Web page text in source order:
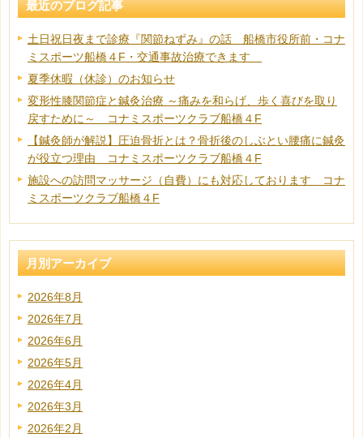
最近のブログ記事
土日祝日夜まで診療『関節ねずみ』の話 船橋市役所前・コナ
ミスポーツ船橋４F・交通事故治療できます
夏季休暇（休診）のお知らせ
変形性膝関節症と鍼灸治療 ～痛みを和らげ、歩く喜びを取り
戻すために～ コナミスポーツクラブ船橋４F
【鍼灸師が解説】圧迫骨折とは？骨折後のしぶとい腰痛に鍼灸
が役立つ理由 コナミスポーツクラブ船橋４F
施設への訪問マッサージ（自費）にも対応しております コナ
ミスポーツクラブ船橋４F
月別アーカイブ
2026年8月
2026年7月
2026年6月
2026年5月
2026年4月
2026年3月
2026年2月